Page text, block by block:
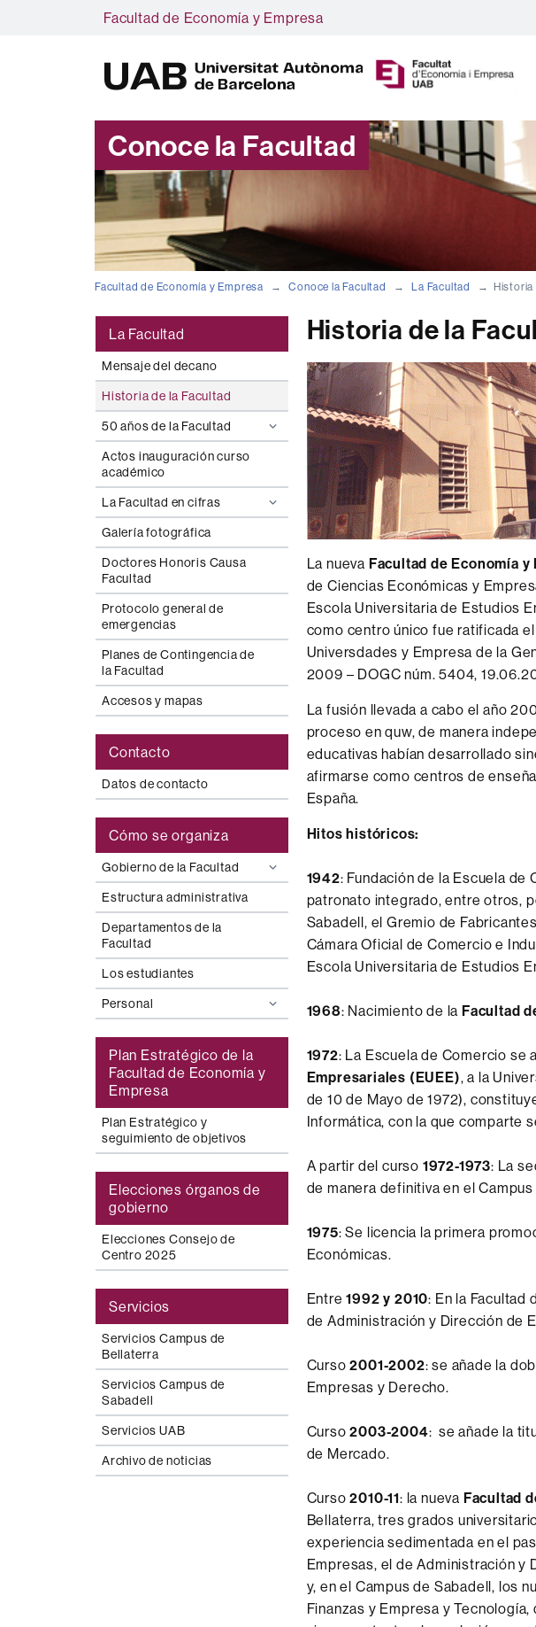
Facultad de Economía y Empresa
B
Conoce la Facultad
Facultad de Economía y Empresa Conoce la Facultad La Facultad Historia
La Facultad
Mensaje del decano
Historia de la Facultad
50 años de la Facultad
Actos inauguración curso
académico
La Facultad en cifras
Galería fotográfica
Doctores Honoris Causa
Facultad
Protocolo general de
emergencias
Planes de Contingencia de
la Facultad
Accesos y mapas
Contacto
Datos de contacto
Cómo se organiza
Gobierno de la Facultad
Estructura administrativa
Departamentos de la
Facultad
Los estudiantes
Personal
Plan Estratégico de la
Facultad de Economía y
Empresa
Plan Estratégico y
seguimiento de objetivos
Elecciones órganos de
gobierno
Elecciones Consejo de
Centro 2025
Servicios
Servicios Campus de
Bellaterra
Servicios Campus de
Sabadell
Servicios UAB
Archivo de noticias
Historia de la
La nueva Facultad de Economía y
de Ciencias Económicas y
Escola Universitaria de Estudios
como centro único fue ratificada
Universdades y Empresa de la
2009 – DOGC núm. 5404,
La fusión llevada a cabo el año
proceso en quw, de manera
educativas habían desarrollado
afirmarse como centros de
España.
Hitos históricos:
1942: Fundación de la Escuela de
patronato integrado, entre otros,
Sabadell, el Gremio de
Cámara Oficial de Comercio e
Escola Universitaria de Estudios
1968: Nacimiento de la Facultad
1972: La Escuela de Comercio se
Empresariales (EUEE), a la
de 10 de Mayo de 1972),
Informática, con la que comparte
A partir del curso 1972-1973: La
de manera definitiva en el
1975: Se licencia la primera
Económicas.
Entre1992 y 2010: En la Facultad
de Administración y Dirección de
Curso2001-2002: se añade la
Empresas y Derecho.
Curso2003-2004: se añade la
de Mercado.
Curso 2010-11: la nueva Facultad
Bellaterra, tres grados
experiencia sedimentada en el
Empresas, el de Administración y
y, en el Campus de Sabadell, los
Finanzas y Empresa y